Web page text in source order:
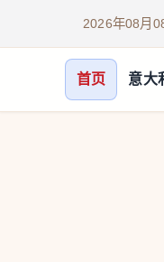
2026年08月
首页 意大